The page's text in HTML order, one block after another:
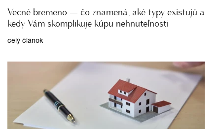
Vecné bremeno — čo znamená, aké typy existujú a
kedy Vám skomplikuje kúpu nehnuteľnosti
celý článok